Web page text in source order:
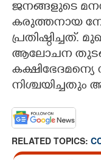
ജനങ്ങളുടെ
കരുത്തനായ
പ്രതിഷ്ഠിച്ചത്.
ആലോചന
നിശ്ചയിച്ചതും
RELATED TOPICS: